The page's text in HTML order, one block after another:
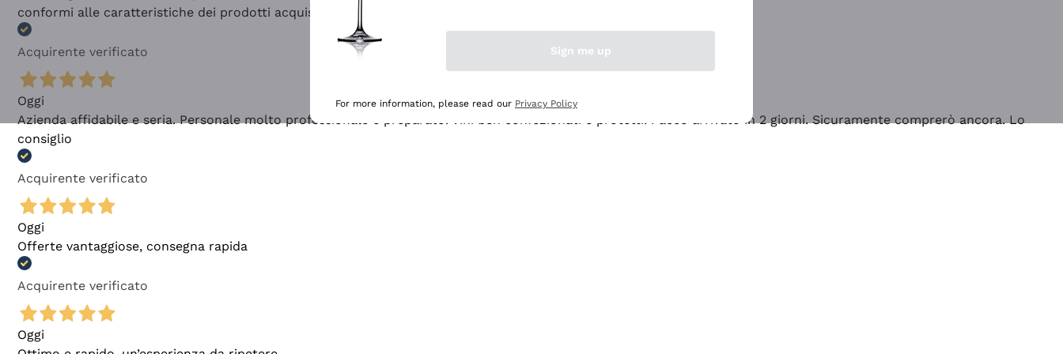
conformi alle caratteristiche dei prodotti acquistati
Acquirente verificato
Oggi
Azienda affidabile e seria. Personale molto professionale e preparato. Vini ben confezionati e protetti. Pacco arrivato in 2 giorni. Sicuramente comprerò ancora. Lo
consiglio
Acquirente verificato
Oggi
Offerte vantaggiose, consegna rapida
Acquirente verificato
Oggi
Sign me up
For more information, please read our Privacy Policy